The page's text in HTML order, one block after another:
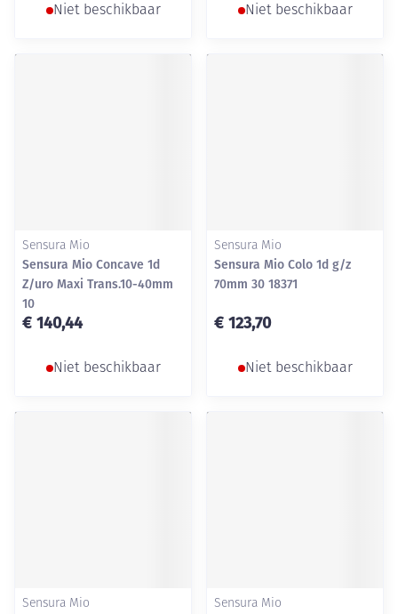
Niet beschikbaar Niet beschikbaar
Sensura Mio
Sensura Mio Concave 1d
Z/uro Maxi Trans.10-40mm
10
€ 140,44
Niet beschikbaar
Sensura Mio
Sensura Mio Colo 1d g/z
70mm 30 18371
€ 123,70
Niet beschikbaar
Sensura Mio Sensura Mio